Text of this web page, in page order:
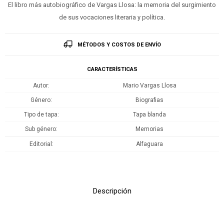
El libro más autobiográfico de Vargas Llosa: la memoria del surgimiento
de sus vocaciones literaria y política.
MÉTODOS Y COSTOS DE ENVÍO
CARACTERÍSTICAS
Autor Mario Vargas Llosa
Género Biografias
Tipo de tapa Tapa blanda
Sub género Memorias
Editorial Alfaguara
Descripción